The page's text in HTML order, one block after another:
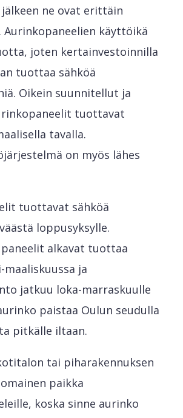
ne ovat erittäin
käyttöikä
joten kertainvestoinnilla
tuottaa sähköä
Oikein suunnitellut ja
tuottavat
tavalla.
on myös lähes
tuottavat sähköä
loppusyksylle.
paneelit alkavat tuottaa
maaliskuussa ja
jatkuu loka-marraskuulle
paistaa Oulun seudulla
pitkälle iltaan.
tai piharakennuksen
paikka
koska sinne aurinko